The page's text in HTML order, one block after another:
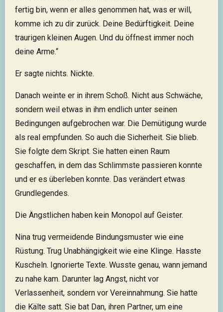
fertig bin, wenn er alles genommen hat, was er will,
komme ich zu dir zurück. Deine Bedürftigkeit. Deine
traurigen kleinen Augen. Und du öffnest immer noch
deine Arme.“
Er sagte nichts. Nickte.
Danach weinte er in ihrem Schoß. Nicht aus Schwäche,
sondern weil etwas in ihm endlich unter seinen
Bedingungen aufgebrochen war. Die Demütigung wurde
als real empfunden. So auch die Sicherheit. Sie blieb.
Sie folgte dem Skript. Sie hatten einen Raum
geschaffen, in dem das Schlimmste passieren konnte
und er es überleben konnte. Das verändert etwas
Grundlegendes.
Die Ängstlichen haben kein Monopol auf Geister.
Nina trug vermeidende Bindungsmuster wie eine
Rüstung. Trug Unabhängigkeit wie eine Klinge. Hasste
Kuscheln. Ignorierte Texte. Wusste genau, wann jemand
zu nahe kam. Darunter lag Angst, nicht vor
Verlassenheit, sondern vor Vereinnahmung. Sie hatte
die Kälte satt. Sie bat Dan, ihren Partner, um eine